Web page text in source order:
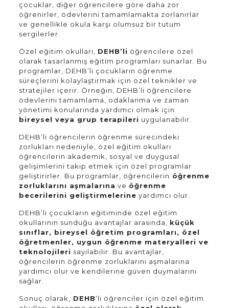
çocuklar, diğer öğrencilere göre daha zor
öğrenirler, ödevlerini tamamlamakta zorlanırlar
ve genellikle okula karşı olumsuz bir tutum
sergilerler.
Özel eğitim okulları, DEHB’li öğrencilere özel
olarak tasarlanmış eğitim programları sunarlar. Bu
programlar, DEHB’li çocukların öğrenme
süreçlerini kolaylaştırmak için özel teknikler ve
stratejiler içerir. Örneğin, DEHB’li öğrencilere
ödevlerini tamamlama, odaklanma ve zaman
yönetimi konularında yardımcı olmak için
bireysel veya grup terapileri uygulanabilir.
DEHB’li öğrencilerin öğrenme sürecindeki
zorlukları nedeniyle, özel eğitim okulları
öğrencilerin akademik, sosyal ve duygusal
gelişimlerini takip etmek için özel programlar
geliştirirler. Bu programlar, öğrencilerin öğrenme
zorluklarını aşmalarına ve öğrenme
becerilerini geliştirmelerine yardımcı olur.
DEHB’li çocukların eğitiminde özel eğitim
okullarının sunduğu avantajlar arasında, küçük
sınıflar, bireysel öğretim programları, özel
öğretmenler, uygun öğrenme materyalleri ve
teknolojileri sayılabilir. Bu avantajlar,
öğrencilerin öğrenme zorluklarını aşmalarına
yardımcı olur ve kendilerine güven duymalarını
sağlar.
Sonuç olarak, DEHB‘li öğrenciler için özel eğitim